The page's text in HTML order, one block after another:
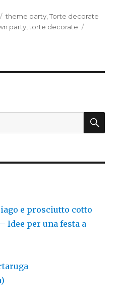
Categorie
theme party ,Torte decorate
party ,torte decorate
e prosciutto cotto
Idee per una festa a